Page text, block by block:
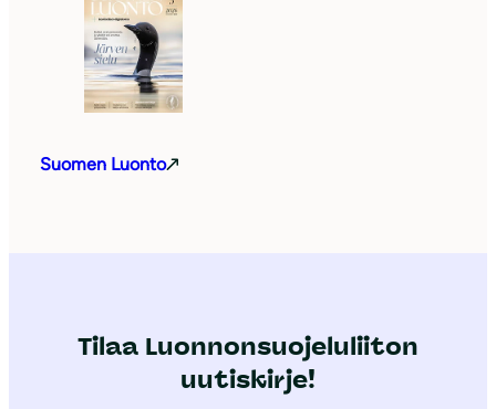
Suomen Luonto
Tilaa Luonnonsuojeluliiton
uutiskirje!